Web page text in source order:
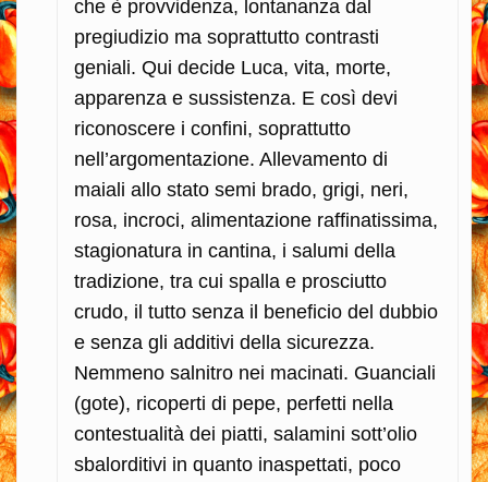
che è provvidenza, lontananza dal
pregiudizio ma soprattutto contrasti
geniali. Qui decide Luca, vita, morte,
apparenza e sussistenza. E così devi
riconoscere i confini, soprattutto
nell’argomentazione. Allevamento di
maiali allo stato semi brado, grigi, neri,
rosa, incroci, alimentazione raffinatissima,
stagionatura in cantina, i salumi della
tradizione, tra cui spalla e prosciutto
crudo, il tutto senza il beneficio del dubbio
e senza gli additivi della sicurezza.
Nemmeno salnitro nei macinati. Guanciali
(gote), ricoperti di pepe, perfetti nella
contestualità dei piatti, salamini sott’olio
sbalorditivi in quanto inaspettati, poco